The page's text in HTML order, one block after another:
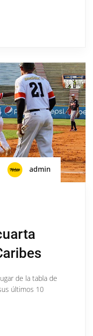
admin
de la tabla de
últimos 10